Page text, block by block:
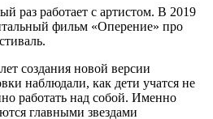
раз работает с артистом. В 2019
фильм «Оперение» про
создания новой версии
наблюдали, как дети учатся не
работать над собой. Именно
главными звездами